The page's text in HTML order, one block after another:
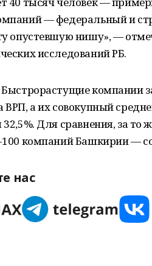
— федеральный и
опустевшую нишу», —
исследований РБ.
Быстрорастущие компании
ВРП, а их совокупный
32,5%. Для сравнения, за
100 компаний Башкирии —
нас